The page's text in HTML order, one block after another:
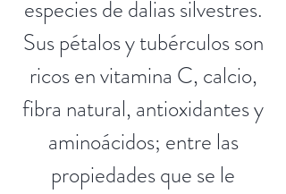
especies de dalias silvestres.
Sus pétalos y tubérculos son
ricos en vitamina C, calcio,
fibra natural, antioxidantes y
aminoácidos; entre las
propiedades que se le